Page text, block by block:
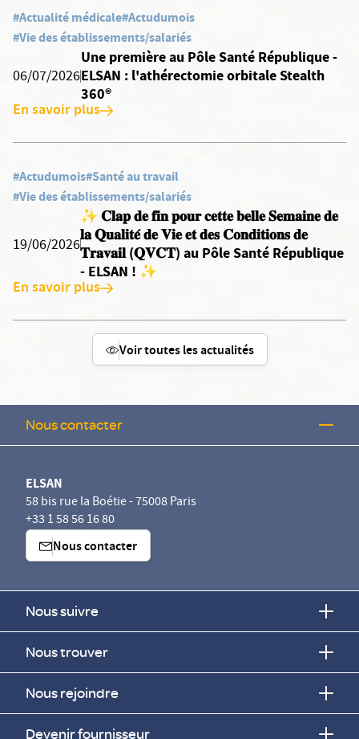
#Actualité médicale#Actudumois
#Vie des établissements/salariés
06/07/2026
Une première au Pôle Santé République -
ELSAN : l'athérectomie orbitale Stealth
360®
En savoir plus
#Actudumois#Santé au travail
#Vie des établissements/salariés
19/06/2026
✨ 𝐂𝐥𝐚𝐩 𝐝𝐞 𝐟𝐢𝐧 𝐩𝐨𝐮𝐫 𝐜𝐞𝐭𝐭𝐞 𝐛𝐞𝐥𝐥𝐞 𝐒𝐞𝐦𝐚𝐢𝐧𝐞 𝐝𝐞
𝐥𝐚 𝐐𝐮𝐚𝐥𝐢𝐭𝐞́ 𝐝𝐞 𝐕𝐢𝐞 𝐞𝐭 𝐝𝐞𝐬 𝐂𝐨𝐧𝐝𝐢𝐭𝐢𝐨𝐧𝐬 𝐝𝐞
𝐓𝐫𝐚𝐯𝐚𝐢𝐥 (𝐐𝐕𝐂𝐓) au Pôle Santé République
- ELSAN ! ✨
En savoir plus
Voir toutes les actualités
Nous contacter
ELSAN
58 bis rue la Boétie - 75008 Paris
+33 1 58 56 16 80
Nous contacter
Nous suivre
Nous trouver
Nous rejoindre
Devenir fournisseur